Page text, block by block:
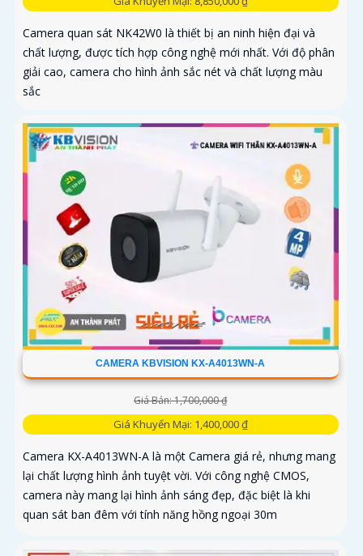
Camera quan sát NK42W0 là thiết bị an ninh hiện đại và
chất lượng, được tích hợp công nghệ mới nhất. Với độ phân
giải cao, camera cho hình ảnh sắc nét và chất lượng màu
sắc
CAMERA KBVISION KX-A4013WN-A
Giá Bán: 1,700,000 ₫
Giá Khuyến Mại: 1,400,000 ₫
Camera KX-A4013WN-A là một Camera giá rẻ, nhưng mang
lại chất lượng hình ảnh tuyệt vời. Với công nghệ CMOS,
camera này mang lại hình ảnh sáng đẹp, đặc biệt là khi
quan sát ban đêm với tính năng hồng ngoại 30m